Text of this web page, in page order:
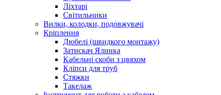
Ліхтарі
Світильники
Вилки, колодки, подовжувачі
Кріплення
Дюбелі (швидкого монтажу)
Затискач Ялинка
Кабельні скоби з цвяхом
Кліпси для труб
Стяжки
Такелаж